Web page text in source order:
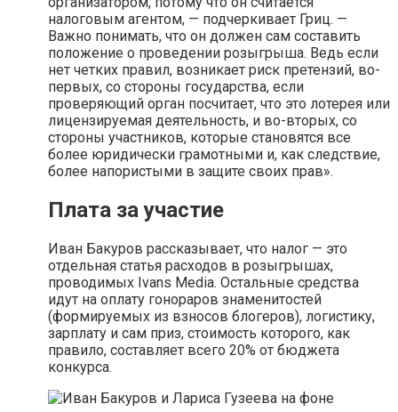
налоговым агентом, — подчеркивает Гриц. —
Важно понимать, что он должен сам составить
положение о проведении розыгрыша. Ведь если
нет четких правил, возникает риск претензий, во-
первых, со стороны государства, если
проверяющий орган посчитает, что это лотерея или
лицензируемая деятельность, и во-вторых, со
стороны участников, которые становятся все
более юридически грамотными и, как следствие,
более напористыми в защите своих прав».
Плата за участие
Иван Бакуров рассказывает, что налог — это
отдельная статья расходов в розыгрышах,
проводимых Ivans Media. Остальные средства
идут на оплату гонораров знаменитостей
(формируемых из взносов блогеров), логистику,
зарплату и сам приз, стоимость которого, как
правило, составляет всего 20% от бюджета
конкурса.